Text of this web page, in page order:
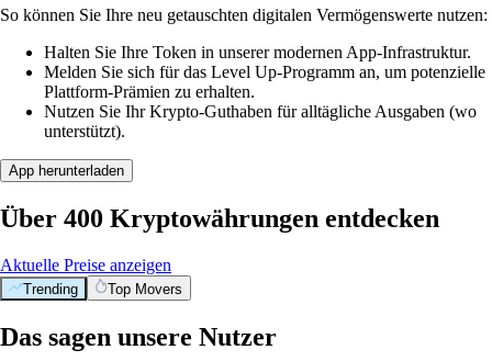
So können Sie Ihre neu getauschten digitalen Vermögenswerte nutzen:
Halten Sie Ihre Token in unserer modernen App-Infrastruktur.
Melden Sie sich für das Level Up-Programm an, um potenzielle
Plattform-Prämien zu erhalten.
Nutzen Sie Ihr Krypto-Guthaben für alltägliche Ausgaben (wo
unterstützt).
App herunterladen
Über 400 Kryptowährungen entdecken
Aktuelle Preise anzeigen
Trending Top Movers
Das sagen unsere Nutzer